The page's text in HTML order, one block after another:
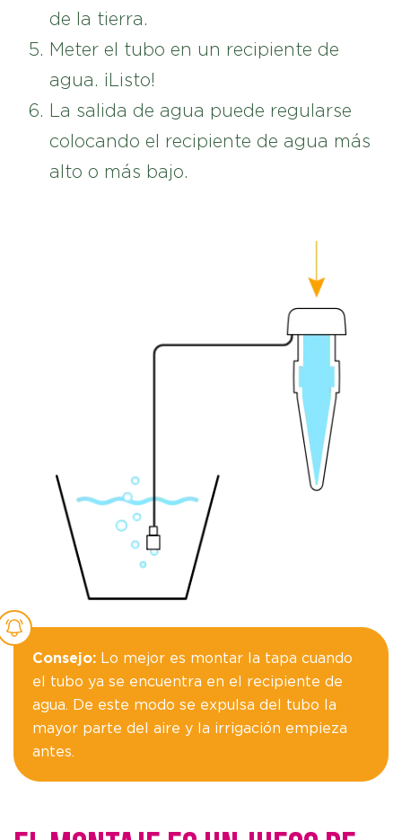
de la tierra.
Meter el tubo en un recipiente de
agua. ¡Listo!
La salida de agua puede regularse
colocando el recipiente de agua más
alto o más bajo.
Consejo: Lo mejor es montar la tapa cuando
el tubo ya se encuentra en el recipiente de
agua. De este modo se expulsa del tubo la
mayor parte del aire y la irrigación empieza
antes.